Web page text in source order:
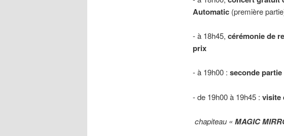
Automatic(première
- à 18h45, cérémonie de
prix
- à 19h00 : seconde
- de 19h00 à 19h45 : visite
chapiteau «MAGIC